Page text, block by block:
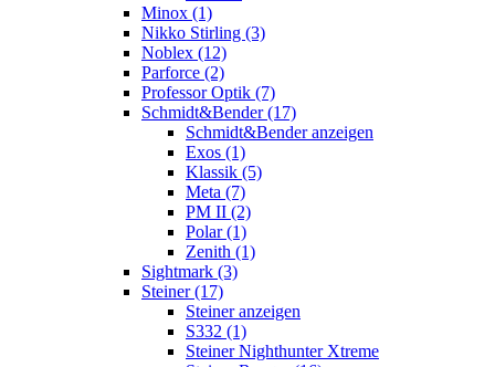
Minox (1)
Nikko Stirling (3)
Noblex (12)
Parforce (2)
Professor Optik (7)
Schmidt&Bender (17)
Schmidt&Bender anzeigen
Exos (1)
Klassik (5)
Meta (7)
PM II (2)
Polar (1)
Zenith (1)
Sightmark (3)
Steiner (17)
Steiner anzeigen
S332 (1)
Steiner Nighthunter Xtreme